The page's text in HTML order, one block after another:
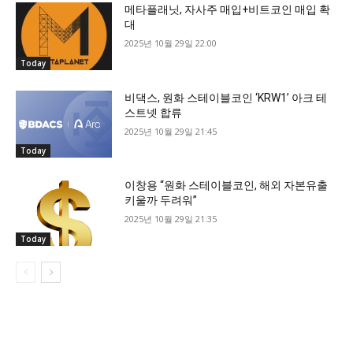
Today
메타플래닛, 자사주 매입+비트코인 매입 확
대
2025년 10월 29일 22:00
Today
비댁스, 원화 스테이블코인 ‘KRW1’ 아크 테
스트넷 합류
2025년 10월 29일 21:45
Today
이창용 “원화 스테이블코인, 해외 자본유출
키울까 두려워”
2025년 10월 29일 21:35